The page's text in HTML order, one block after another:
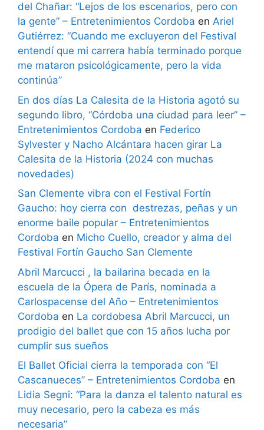
del Chañar: “Lejos de los escenarios, pero con
la gente” – Entretenimientos Cordoba en Ariel
Gutiérrez: “Cuando me excluyeron del Festival
entendí que mi carrera había terminado porque
me mataron psicológicamente, pero la vida
continúa”
En dos días La Calesita de la Historia agotó su
segundo libro, “Córdoba una ciudad para leer” –
Entretenimientos Cordoba en Federico
Sylvester y Nacho Alcántara hacen girar La
Calesita de la Historia (2024 con muchas
novedades)
San Clemente vibra con el Festival Fortín
Gaucho: hoy cierra con destrezas, peñas y un
enorme baile popular – Entretenimientos
Cordoba en Micho Cuello, creador y alma del
Festival Fortín Gaucho San Clemente
Abril Marcucci , la bailarina becada en la
escuela de la Ópera de París, nominada a
Carlospacense del Año – Entretenimientos
Cordoba en La cordobesa Abril Marcucci, un
prodigio del ballet que con 15 años lucha por
cumplir sus sueños
El Ballet Oficial cierra la temporada con “El
Cascanueces” – Entretenimientos Cordoba en
Lidia Segni: “Para la danza el talento natural es
muy necesario, pero la cabeza es más
necesaria”